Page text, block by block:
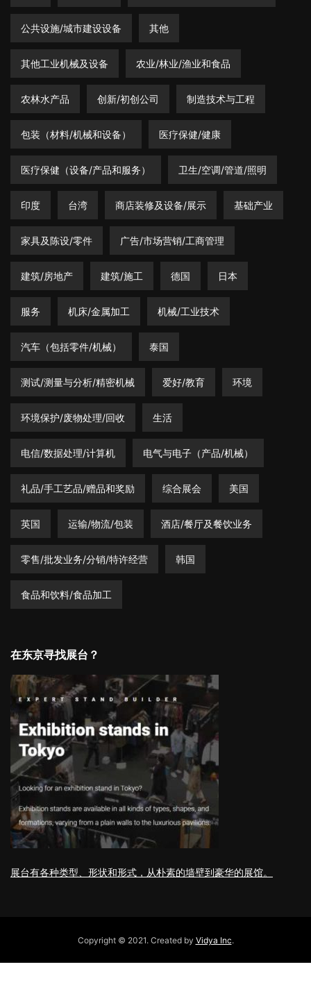
公共设施/城市建设设备 其他
其他工业机械及设备 农业/林业/渔业和食品
农林水产品 创新/初创公司 制造技术与工程
包装（材料/机械和设备） 医疗保健/健康
医疗保健（设备/产品和服务） 卫生/空调/管道/照明
印度 台湾 商店装修及设备/展示 基础产业
家具及陈设/零件 广告/市场营销/工商管理
建筑/房地产 建筑/施工 德国 日本
服务 机床/金属加工 机械/工业技术
汽车（包括零件/机械） 泰国
测试/测量与分析/精密机械 爱好/教育 环境
环境保护/废物处理/回收 生活
电信/数据处理/计算机 电气与电子（产品/机械）
礼品/手工艺品/赠品和奖励 综合展会 美国
英国 运输/物流/包装 酒店/餐厅及餐饮业务
零售/批发业务/分销/特许经营 韩国
食品和饮料/食品加工
在东京寻找展台？
展台有各种类型、形状和形式，从朴素的墙壁到豪华的展馆。
Copyright © 2021. Created by Vidya Inc.